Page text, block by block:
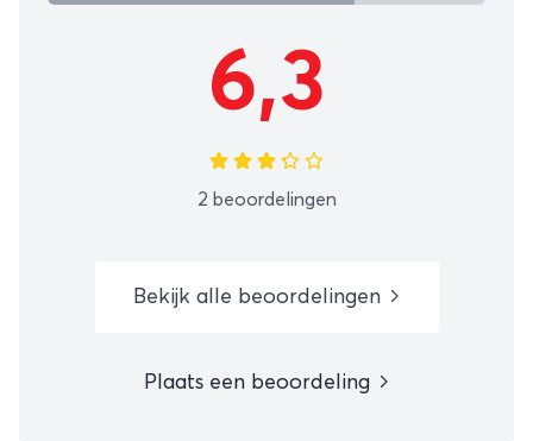
6,3
2 beoordelingen
Bekijk alle beoordelingen
Plaats een beoordeling